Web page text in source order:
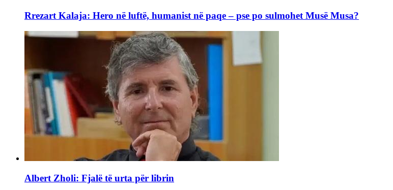
Rrezart Kalaja: Hero në luftë, humanist në paqe – pse po sulmohet Musë Musa?
Albert Zholi: Fjalë të urta për librin